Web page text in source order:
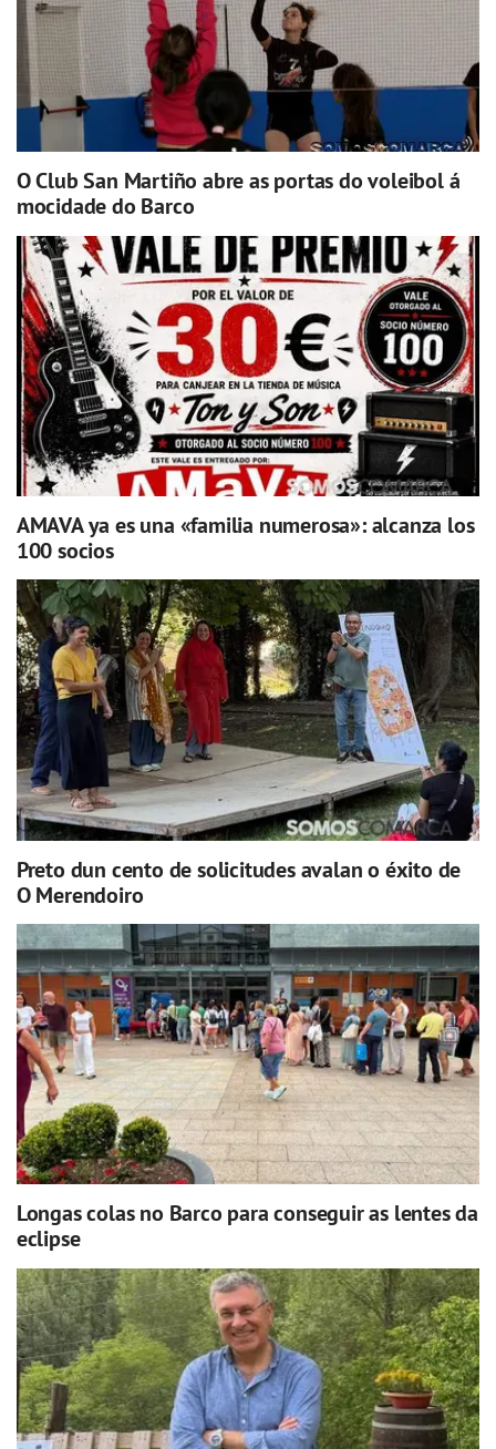
O Club San Martiño abre as portas do voleibol á
mocidade do Barco
AMAVA ya es una «familia numerosa»: alcanza los
100 socios
Preto dun cento de solicitudes avalan o éxito de
O Merendoiro
Longas colas no Barco para conseguir as lentes da
eclipse